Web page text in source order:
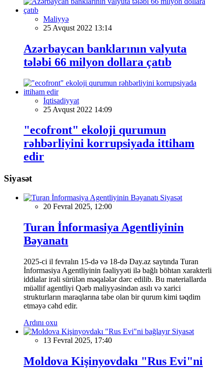
Maliyyə
25 Avqust 2022 13:14
Azərbaycan banklarının valyuta
tələbi 66 milyon dollara çatıb
İqtisadiyyat
25 Avqust 2022 14:09
"ecofront" ekoloji qurumun
rəhbərliyini korrupsiyada ittiham
edir
Siyasət
Siyasət
20 Fevral 2025, 12:00
Turan İnformasiya Agentliyinin
Bəyanatı
2025-ci il fevralın 15-də və 18-də Day.az saytında Turan
İnformasiya Agentliyinin fəaliyyəti ilə bağlı böhtan xarakterli
iddialar irəli sürülən məqalələr dərc edilib. Bu materiallarda
müəllif agentliyi Qərb maliyyəsindən asılı və xarici
strukturların maraqlarına tabe olan bir qurum kimi təqdim
etməyə cəhd edir.
Ardını oxu
Siyasət
13 Fevral 2025, 17:40
Moldova Kişinyovdakı "Rus Evi"ni